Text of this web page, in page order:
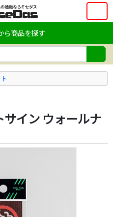
ら商品を探す
イン ウォールナ